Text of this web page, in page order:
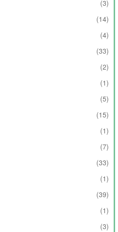
(3)
(14)
(4)
(33)
(2)
(1)
(5)
(15)
(1)
(7)
(33)
(1)
(39)
(1)
(3)